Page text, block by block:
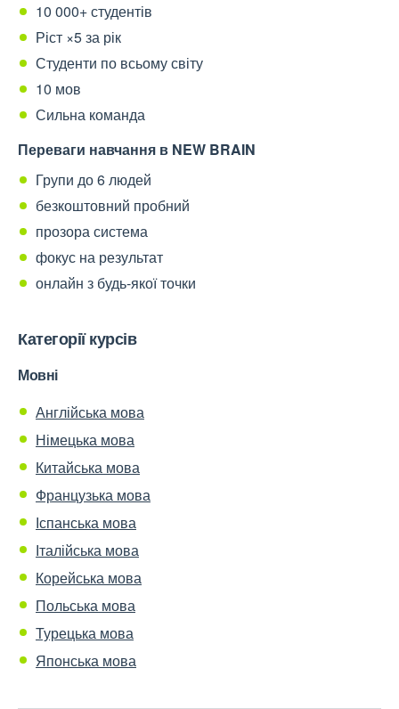
10 000+ студентів
Ріст ×5 за рік
Студенти по всьому світу
10 мов
Сильна команда
Переваги навчання в NEW BRAIN
Групи до 6 людей
безкоштовний пробний
прозора система
фокус на результат
онлайн з будь-якої точки
Категорії курсів
Мовні
Англійська мова
Німецька мова
Китайська мова
Французька мова
Іспанська мова
Італійська мова
Корейська мова
Польська мова
Турецька мова
Японська мова